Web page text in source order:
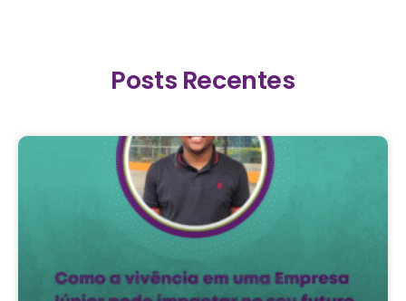
Posts Recentes